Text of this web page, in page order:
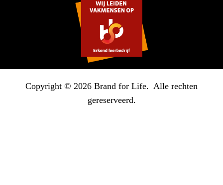
Copyright © 2026 Brand for Life. Alle rechten
gereserveerd.